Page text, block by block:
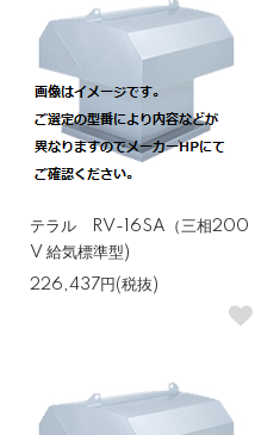
テラル RV-16SA（三相200
V 給気標準型)
226,437円(税抜)